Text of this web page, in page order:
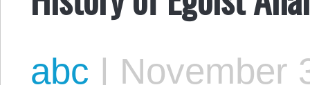
abc | November